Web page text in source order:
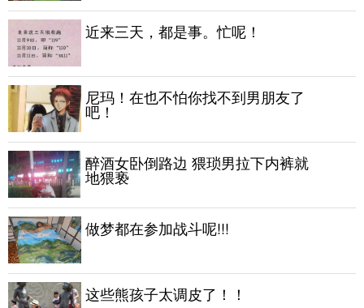
近来三天，都是事。忙呢！
尼玛！在也不怕你找不到男朋友了
吧！
醉酒女卧倒路边 猥琐男拉下内裤就
地猥亵
做梦都在参加战斗呢!!!
这些熊孩子太调皮了！！